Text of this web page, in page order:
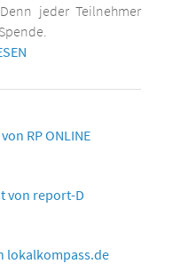
jeder Teilnehmer
RP ONLINE
von report-D
lokalkompass.de